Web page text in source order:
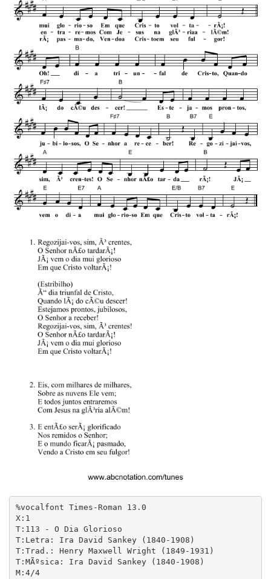
%vocalfont Times-Roman 13.0
X:1
T:113 - O Dia Glorioso
T:Letra: Ira David Sankey (1840-1908)
T:Trad.: Henry Maxwell Wright (1849-1931)
T:MÃºsica: Ira David Sankey (1840-1908)
M:4/4